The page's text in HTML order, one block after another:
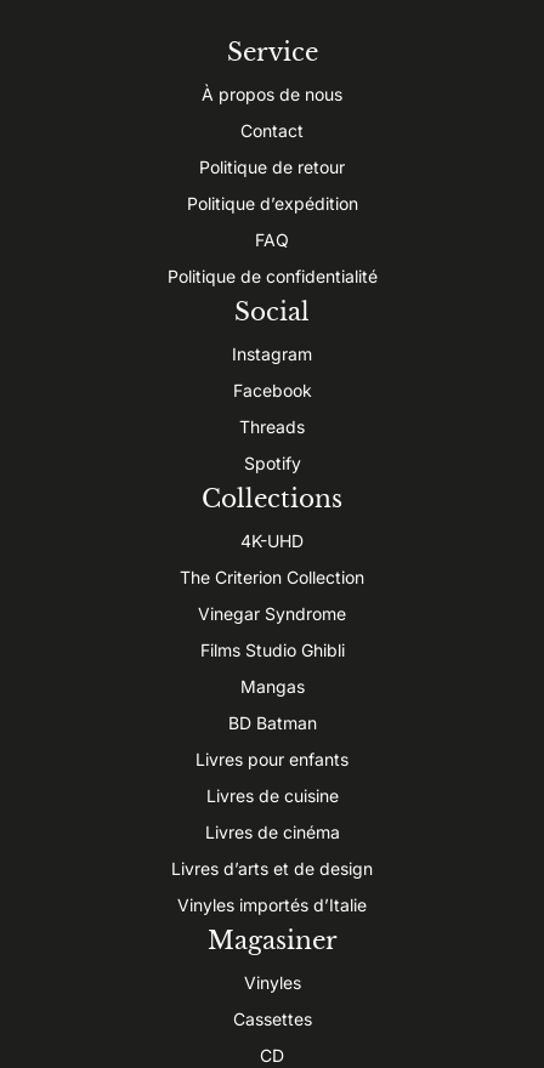
Service
À propos de nous
Contact
Politique de retour
Politique d’expédition
FAQ
Politique de confidentialité
Social
Instagram
Facebook
Threads
Spotify
Collections
4K-UHD
The Criterion Collection
Vinegar Syndrome
Films Studio Ghibli
Mangas
BD Batman
Livres pour enfants
Livres de cuisine
Livres de cinéma
Livres d’arts et de design
Vinyles importés d’Italie
Magasiner
Vinyles
Cassettes
CD